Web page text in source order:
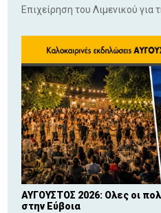
Επιχείρηση του Λιμενικού για
ΑΥΓΟΥΣΤΟΣ 2026: Ολες οι
στην Εύβοια